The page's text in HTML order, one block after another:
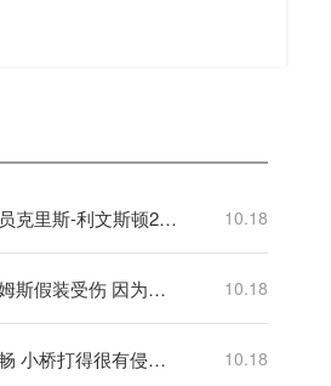
真挚的祝福！祝雄鹿球员克里斯-利文斯顿22岁生日快乐！ 10.18
大将军节目主持人：詹姆斯假装受伤 因为湖人不给他续约合同 10.18
三球：球队进攻非常流畅 小桥打得很有侵略性他表现一直很稳定 10.18